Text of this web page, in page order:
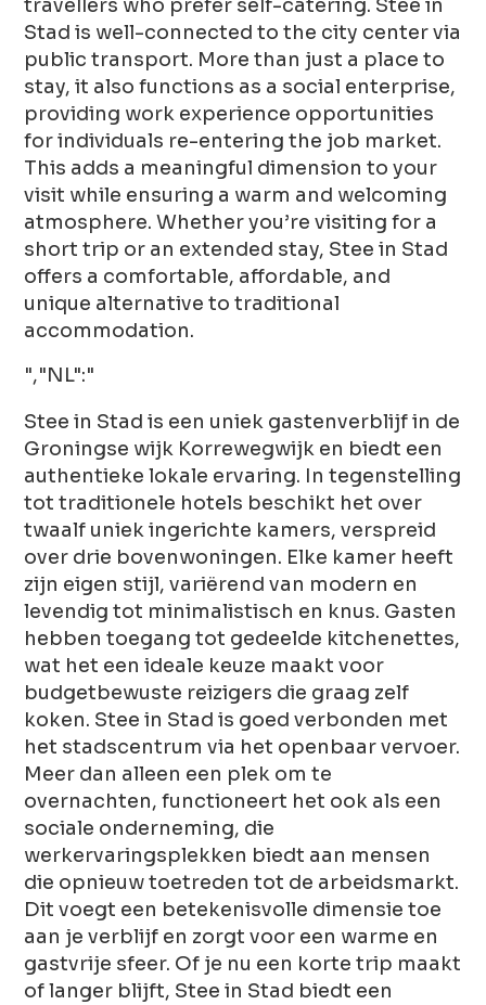
travellers who prefer self-catering. Stee in
Stad is well-connected to the city center via
public transport. More than just a place to
stay, it also functions as a social enterprise,
providing work experience opportunities
for individuals re-entering the job market.
This adds a meaningful dimension to your
visit while ensuring a warm and welcoming
atmosphere. Whether you’re visiting for a
short trip or an extended stay, Stee in Stad
offers a comfortable, affordable, and
unique alternative to traditional
accommodation.
","NL":"
Stee in Stad is een uniek gastenverblijf in de
Groningse wijk Korrewegwijk en biedt een
authentieke lokale ervaring. In tegenstelling
tot traditionele hotels beschikt het over
twaalf uniek ingerichte kamers, verspreid
over drie bovenwoningen. Elke kamer heeft
zijn eigen stijl, variërend van modern en
levendig tot minimalistisch en knus. Gasten
hebben toegang tot gedeelde kitchenettes,
wat het een ideale keuze maakt voor
budgetbewuste reizigers die graag zelf
koken. Stee in Stad is goed verbonden met
het stadscentrum via het openbaar vervoer.
Meer dan alleen een plek om te
overnachten, functioneert het ook als een
sociale onderneming, die
werkervaringsplekken biedt aan mensen
die opnieuw toetreden tot de arbeidsmarkt.
Dit voegt een betekenisvolle dimensie toe
aan je verblijf en zorgt voor een warme en
gastvrije sfeer. Of je nu een korte trip maakt
of langer blijft, Stee in Stad biedt een